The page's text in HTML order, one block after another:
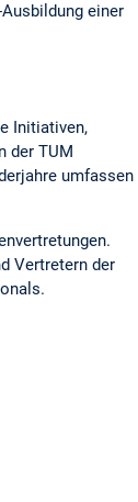
einer
Initiativen,
der TUM
umfassen
Vertretern der